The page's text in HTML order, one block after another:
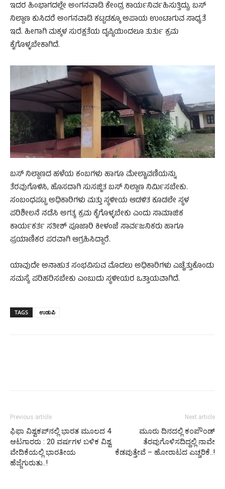
ಇದರ ಹಿಂಭಾಗದಲ್ಲೇ ಅಂಗನವಾಡಿ ಕೇಂದ್ರ ಕಾರ್ಯನಿರ್ವಹಿಸುತ್ತಿದ್ದು, ಬಸ್
ನಿಲ್ದಾಣ ಕುಸಿದರೆ ಅಂಗನವಾಡಿ ಕಟ್ಟಡಕ್ಕೂ ಅಪಾಯ ಉಂಟಾಗುವ ಸಾಧ್ಯತೆ
ಇದೆ. ಹೀಗಾಗಿ ಮಕ್ಕಳ ಸುರಕ್ಷತೆಯ ದೃಷ್ಟಿಯಿಂದಲೂ ತುರ್ತು ಕ್ರಮ
ಕೈಗೊಳ್ಳಬೇಕಾಗಿದೆ.
ಬಸ್ ನಿಲ್ದಾಣದ ಹಳೆಯ ಕಂಬಗಳು ಹಾಗೂ ಮೇಲ್ಚಾವಣಿಯನ್ನು
ತೆರವುಗೊಳಿಸಿ, ಹೊಸದಾಗಿ ಸುಸಜ್ಜಿತ ಬಸ್ ನಿಲ್ದಾಣ ನಿರ್ಮಿಸಬೇಕು.
ಸಂಬಂಧಪಟ್ಟ ಅಧಿಕಾರಿಗಳು ಮತ್ತು ಸ್ಥಳೀಯ ಆಡಳಿತ ಕೂಡಲೇ ಸ್ಥಳ
ಪರಿಶೀಲನೆ ನಡೆಸಿ ಅಗತ್ಯ ಕ್ರಮ ಕೈಗೊಳ್ಳಬೇಕು ಎಂದು ಸಾಮಾಜಿಕ
ಕಾರ್ಯಕರ್ತ ಸತೀಶ್ ಪೂಜಾರಿ ಕೀಳಂಜೆ ಸಾರ್ವಜನಿಕರು ಹಾಗೂ
ಪ್ರಯಾಣಿಕರ ಪರವಾಗಿ ಆಗ್ರಹಿಸಿದ್ದಾರೆ.
ಯಾವುದೇ ಅನಾಹುತ ಸಂಭವಿಸುವ ಮೊದಲು ಅಧಿಕಾರಿಗಳು ಎಚ್ಚೆತ್ತುಕೊಂಡು
ಸಮಸ್ಯೆ ಪರಿಹರಿಸಬೇಕು ಎಂಬುದು ಸ್ಥಳೀಯರ ಒತ್ತಾಯವಾಗಿದೆ.
TAGS ಉಡುಪಿ
Previous article
ಫಿಫಾ ವಿಶ್ವಕಪ್‌ನಲ್ಲಿ ಭಾರತ ಮೂಲದ 4
ಆಟಗಾರರು : 20 ವರ್ಷಗಳ ಬಳಿಕ ವಿಶ್ವ
ವೇದಿಕೆಯಲ್ಲಿ ಭಾರತೀಯ
ಹೆಜ್ಜೆಗುರುತು..!
Next article
ಮೂರು ದಿನದಲ್ಲಿ ಕಂಪೌಂಡ್
ತೆರವುಗೊಳಿಸದಿದ್ದಲ್ಲಿ ನಾವೇ
ಕೆಡವುತ್ತೇವೆ – ಹೋರಾಟದ ಎಚ್ಚರಿಕೆ..!